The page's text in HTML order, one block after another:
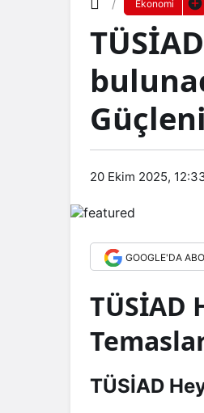
Ekonomi
20 Ekim 2025,
GOOGLE'DA
TÜSİAD
TÜSİAD